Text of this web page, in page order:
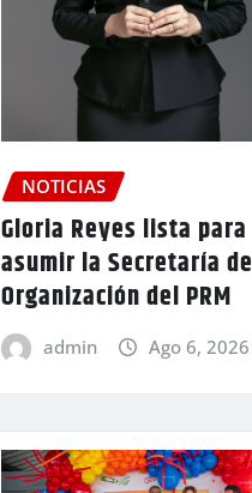
NOTICIAS
Gloria Reyes lista para
asumir la Secretaría de
Organización del PRM
admin Ago 6, 2026